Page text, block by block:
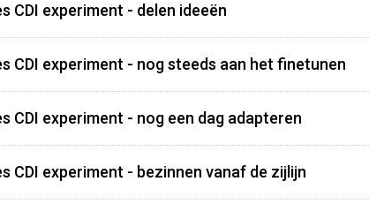
CDI experiment - delen ideeën
CDI experiment - nog steeds aan het finetunen
CDI experiment - nog een dag adapteren
CDI experiment - bezinnen vanaf de zijlijn